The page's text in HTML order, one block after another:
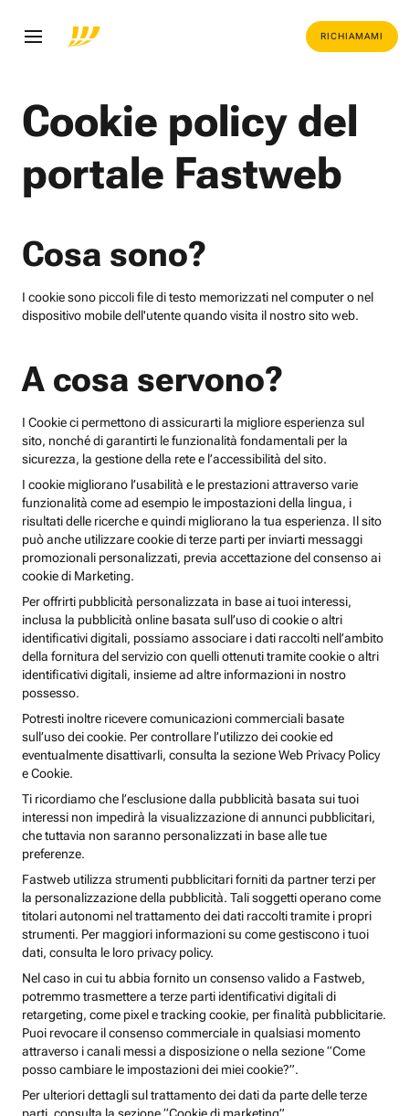
RICHIAMAMI
Cookie policy del
portale Fastweb
Cosa sono?
I cookie sono piccoli file di testo memorizzati nel computer o nel
dispositivo mobile dell'utente quando visita il nostro sito web.
A cosa servono?
I Cookie ci permettono di assicurarti la migliore esperienza sul
sito, nonché di garantirti le funzionalità fondamentali per la
sicurezza, la gestione della rete e l’accessibilità del sito.
I cookie migliorano l’usabilità e le prestazioni attraverso varie
funzionalità come ad esempio le impostazioni della lingua, i
risultati delle ricerche e quindi migliorano la tua esperienza. Il sito
può anche utilizzare cookie di terze parti per inviarti messaggi
promozionali personalizzati, previa accettazione del consenso ai
cookie di Marketing.
Per offrirti pubblicità personalizzata in base ai tuoi interessi,
inclusa la pubblicità online basata sull’uso di cookie o altri
identificativi digitali, possiamo associare i dati raccolti nell’ambito
della fornitura del servizio con quelli ottenuti tramite cookie o altri
identificativi digitali, insieme ad altre informazioni in nostro
possesso.
Potresti inoltre ricevere comunicazioni commerciali basate
sull’uso dei cookie. Per controllare l’utilizzo dei cookie ed
eventualmente disattivarli, consulta la sezione Web Privacy Policy
e Cookie.
Ti ricordiamo che l’esclusione dalla pubblicità basata sui tuoi
interessi non impedirà la visualizzazione di annunci pubblicitari,
che tuttavia non saranno personalizzati in base alle tue
preferenze.
Fastweb utilizza strumenti pubblicitari forniti da partner terzi per
la personalizzazione della pubblicità. Tali soggetti operano come
titolari autonomi nel trattamento dei dati raccolti tramite i propri
strumenti. Per maggiori informazioni su come gestiscono i tuoi
dati, consulta le loro privacy policy.
Nel caso in cui tu abbia fornito un consenso valido a Fastweb,
potremmo trasmettere a terze parti identificativi digitali di
retargeting, come pixel e tracking cookie, per finalità pubblicitarie.
Puoi revocare il consenso commerciale in qualsiasi momento
attraverso i canali messi a disposizione o nella sezione “Come
posso cambiare le impostazioni dei miei cookie?”.
Per ulteriori dettagli sul trattamento dei dati da parte delle terze